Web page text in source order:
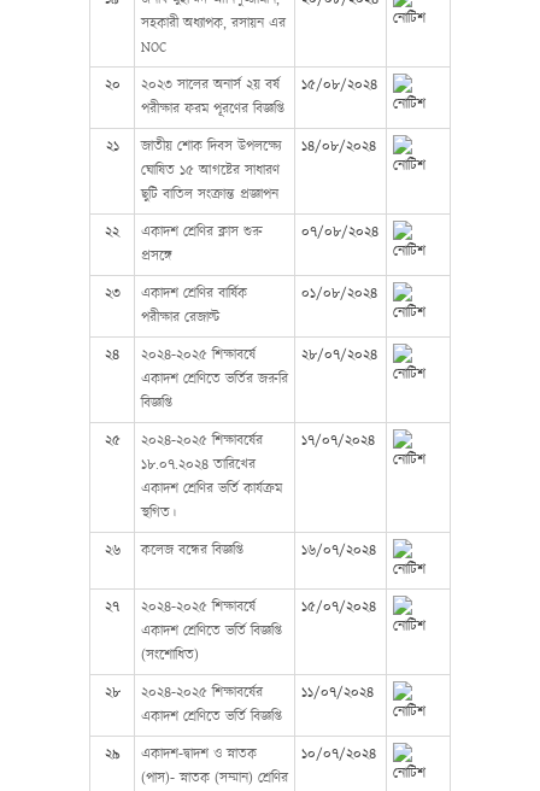
সহকারী অধ্যাপক, রসায়ন এর
NOC
২০
২০২৩ সালের অনার্স ২য় বর্ষ
পরীক্ষার ফরম পূরণের বিজ্ঞপ্তি
১৫/০৮/২০২৪
২১
জাতীয় শোক দিবস উপলক্ষ্যে
ঘোষিত ১৫ আগষ্টের সাধারণ
ছুটি বাতিল সংক্রান্ত প্রজ্ঞাপন
১৪/০৮/২০২৪
২২
একাদশ শ্রেণির ক্লাস শুরু
প্রসঙ্গে
০৭/০৮/২০২৪
২৩
একাদশ শ্রেণির বার্ষিক
পরীক্ষার রেজাল্ট
০১/০৮/২০২৪
২৪
২০২৪-২০২৫ শিক্ষাবর্ষে
একাদশ শ্রেণিতে ভর্তির জরুরি
বিজ্ঞপ্তি
২৮/০৭/২০২৪
২৫
২০২৪-২০২৫ শিক্ষাবর্ষের
১৮.০৭.২০২৪ তারিখের
একাদশ শ্রেণির ভর্তি কার্যক্রম
স্থগিত।
১৭/০৭/২০২৪
২৬ কলেজ বন্ধের বিজ্ঞপ্তি ১৬/০৭/২০২৪
২৭
২০২৪-২০২৫ শিক্ষাবর্ষে
একাদশ শ্রেণিতে ভর্তি বিজ্ঞপ্তি
(সংশোধিত)
১৫/০৭/২০২৪
২৮
২০২৪-২০২৫ শিক্ষাবর্ষের
একাদশ শ্রেণিতে ভর্তি বিজ্ঞপ্তি
১১/০৭/২০২৪
২৯
একাদশ-দ্বাদশ ও স্নাতক
(পাস)- স্নাতক (সম্মান) শ্রেণির
১০/০৭/২০২৪